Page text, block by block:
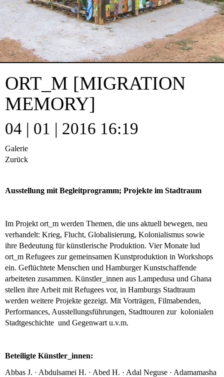
ORT_M [MIGRATION
MEMORY]
04 | 01 | 2016 16:19
Galerie
Zurück
Ausstellung mit Begleitprogramm; Projekte im Stadtraum
Im Projekt ort_m werden Themen, die uns aktuell bewegen, neu
verhandelt: Krieg, Flucht, Globalisierung, Kolonialismus sowie
ihre Bedeutung für künstlerische Produktion. Vier Monate lud
ort_m Refugees zur gemeinsamen Kunstproduktion in Workshops
ein. Geflüchtete Menschen und Hamburger Kunstschaffende
arbeiteten zusammen. Künstler_innen aus Lampedusa und Ghana
stellen ihre Arbeit mit Refugees vor, in Hamburgs Stadtraum
werden weitere Projekte gezeigt. Mit Vorträgen, Filmabenden,
Performances, Ausstellungsführungen, Stadttouren zur kolonialen
Stadtgeschichte und Gegenwart u.v.m.
Beteiligte Künstler_innen:
Abbas J. · Abdulsamei H. · Abed H. · Adal Neguse · Adamamasha